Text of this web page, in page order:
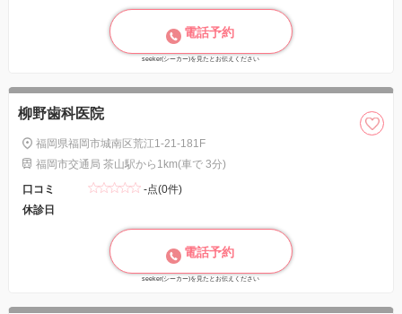
電話予約
seeker(シーカー)を見たとお伝えください
柳野歯科医院
福岡県福岡市城南区荒江1-21-181F
福岡市交通局 茶山駅から1km(車で 3分)
口コミ
-点(0件)
休診日
電話予約
seeker(シーカー)を見たとお伝えください